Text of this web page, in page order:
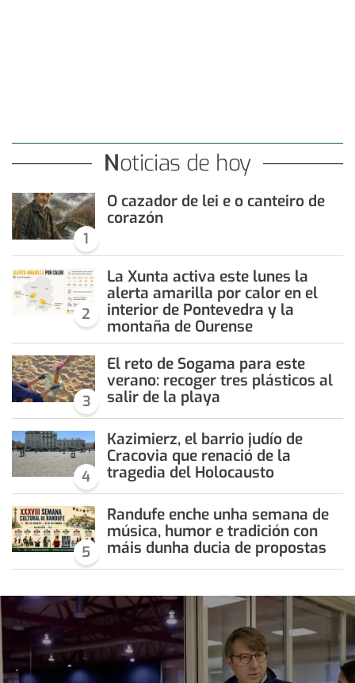
Noticias de hoy
1
O cazador de lei e o canteiro de
corazón
2
La Xunta activa este lunes la
alerta amarilla por calor en el
interior de Pontevedra y la
montaña de Ourense
3
El reto de Sogama para este
verano: recoger tres plásticos al
salir de la playa
4
Kazimierz, el barrio judío de
Cracovia que renació de la
tragedia del Holocausto
5
Randufe enche unha semana de
música, humor e tradición con
máis dunha ducia de propostas